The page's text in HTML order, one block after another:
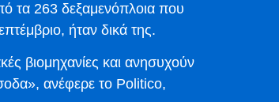
τα 263 δεξαμενόπλοια που
ήταν δικά της.
βιομηχανίες και ανησυχούν
ανέφερε το Politico,